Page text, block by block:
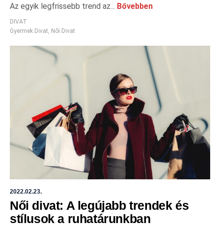
Az egyik legfrissebb trend az... Bővebben
DIVAT
Gyermek Divat, Női Divat
2022.02.23.
Női divat: A legújabb trendek és
stílusok a ruhatárunkban